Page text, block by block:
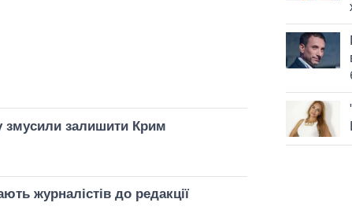
змусили залишити Крим
журналістів до редакції